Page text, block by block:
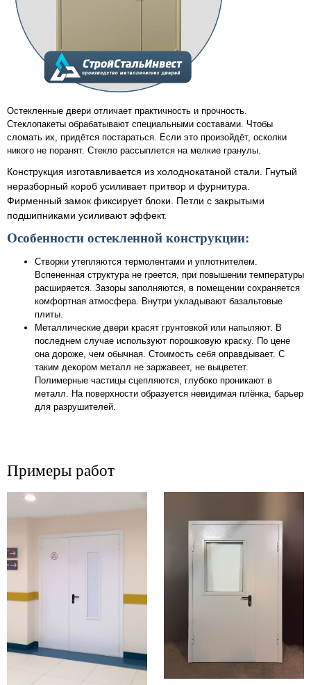
Остекленные двери отличает практичность и прочность.
Стеклопакеты обрабатывают специальными составами. Чтобы
сломать их, придётся постараться. Если это произойдёт, осколки
никого не поранят. Стекло рассыплется на мелкие гранулы.
Конструкция изготавливается из холоднокатаной стали. Гнутый
неразборный короб усиливает притвор и фурнитура.
Фирменный замок фиксирует блоки. Петли с закрытыми
подшипниками усиливают эффект.
Особенности остекленной конструкции:
Створки утепляются термолентами и уплотнителем.
Вспененная структура не греется, при повышении температуры
расширяется. Зазоры заполняются, в помещении сохраняется
комфортная атмосфера. Внутри укладывают базальтовые
плиты.
Металлические двери красят грунтовкой или напыляют. В
последнем случае используют порошковую краску. По цене
она дороже, чем обычная. Стоимость себя оправдывает. С
таким декором металл не заржавеет, не выцветет.
Полимерные частицы сцепляются, глубоко проникают в
металл. На поверхности образуется невидимая плёнка, барьер
для разрушителей.
Примеры работ